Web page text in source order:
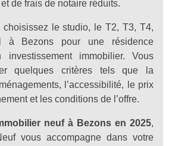
de frais de notaire réduits.
choisissez le studio, le T2, T3, T4,
Bezons pour une résidence
immobilier. Vous
quelques critères tels que la
l’accessibilité, le prix
et les conditions de l’offre.
neuf à Bezons en 2025,
vous accompagne dans votre